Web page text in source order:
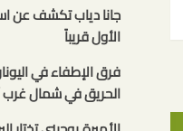
جانا دياب تكشف عن
الأول قريباً
فرق الإطفاء في
الحريق في شمال غرب